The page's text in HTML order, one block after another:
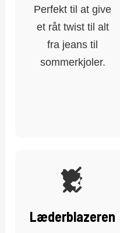
Perfekt til at give
et råt twist til alt
fra jeans til
sommerkjoler.
Læderblazeren